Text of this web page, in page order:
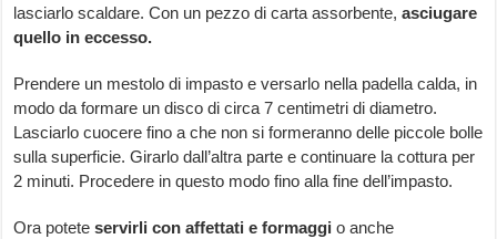
lasciarlo scaldare. Con un pezzo di carta assorbente,asciugare
quello in eccesso.
Prendere un mestolo di impasto e versarlo nella padella calda, in
modo da formare un disco di circa 7 centimetri di diametro.
Lasciarlo cuocere fino a che non si formeranno delle piccole bolle
sulla superficie. Girarlo dall’altra parte e continuare la cottura per
2 minuti. Procedere in questo modo fino alla fine dell’impasto.
Ora poteteservirli con affettati e formaggi o anche